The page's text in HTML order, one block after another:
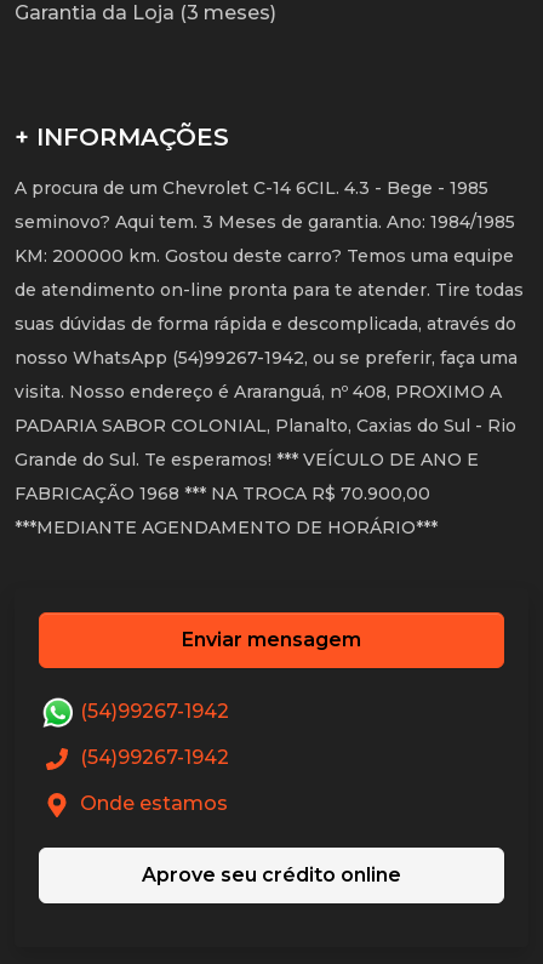
Garantia da Loja (3 meses)
+ INFORMAÇÕES
A procura de um Chevrolet C-14 6CIL. 4.3 - Bege - 1985
seminovo? Aqui tem. 3 Meses de garantia. Ano: 1984/1985
KM: 200000 km. Gostou deste carro? Temos uma equipe
de atendimento on-line pronta para te atender. Tire todas
suas dúvidas de forma rápida e descomplicada, através do
nosso WhatsApp (54)99267-1942, ou se preferir, faça uma
visita. Nosso endereço é Araranguá, nº 408, PROXIMO A
PADARIA SABOR COLONIAL, Planalto, Caxias do Sul - Rio
Grande do Sul. Te esperamos! *** VEÍCULO DE ANO E
FABRICAÇÃO 1968 *** NA TROCA R$ 70.900,00
***MEDIANTE AGENDAMENTO DE HORÁRIO***
Enviar mensagem
(54)99267-1942
(54)99267-1942
Onde estamos
Aprove seu crédito online